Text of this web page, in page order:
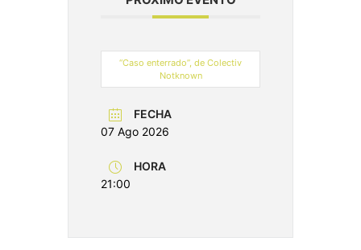
“Caso enterrado”, de Colectiv
Notknown
FECHA
07 Ago 2026
HORA
21:00